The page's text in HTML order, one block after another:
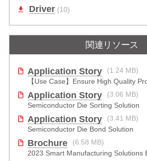
Driver(10)
関連リソース
Application Story
(1.24 MB)
Application Story
(3.06 MB)
Semiconductor Die Sorting Solution
Application Story
(3.41 MB)
Semiconductor Die Bond Solution
Brochure
(6.58 MB)
2023 Smart Manufacturing Solutions